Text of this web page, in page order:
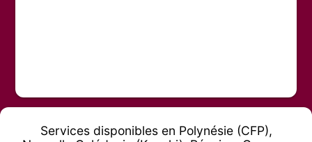
Services disponibles en Polynésie (CFP),